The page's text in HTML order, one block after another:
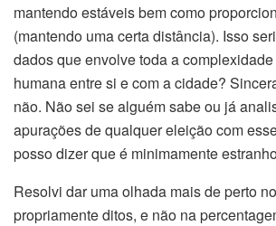
mantendo estáveis bem como
(mantendo uma certa distância). Isso
dados que envolve toda a
humana entre si e com a cidade?
não. Não sei se alguém sabe ou já
apurações de qualquer eleição com
posso dizer que é minimamente
Resolvi dar uma olhada mais de perto
propriamente ditos, e não na